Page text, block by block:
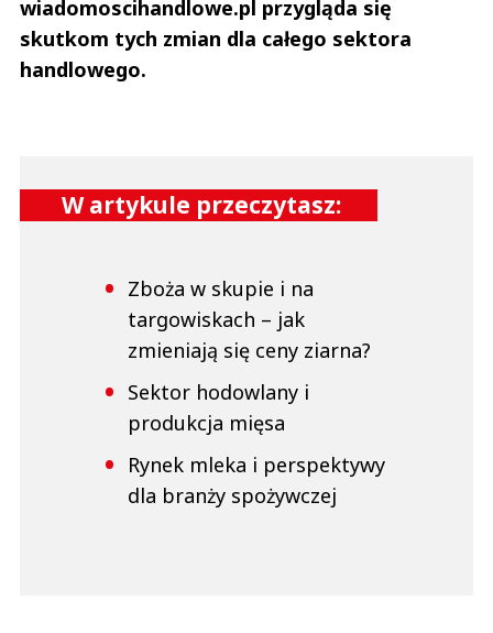
wiadomoscihandlowe.pl przygląda się
skutkom tych zmian dla całego sektora
handlowego.
W artykule przeczytasz:
Zboża w skupie i na
targowiskach – jak
zmieniają się ceny ziarna?
Sektor hodowlany i
produkcja mięsa
Rynek mleka i perspektywy
dla branży spożywczej